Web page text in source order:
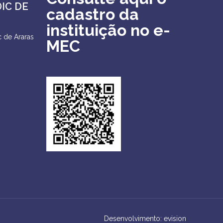
DE
de Araras
cadastro da
instituição no e-
MEC
Desenvolvimento: evision